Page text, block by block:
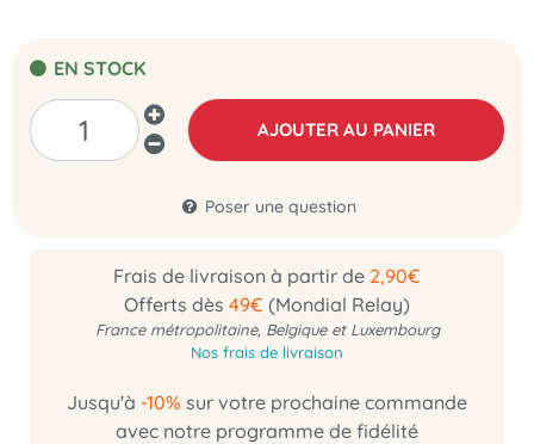
EN STOCK
AJOUTER AU PANIER
Poser une question
Frais de livraison à partir de 2,90€
Offerts dès 49€ (Mondial Relay)
France métropolitaine, Belgique et Luxembourg
Nos frais de livraison
Jusqu'à -10% sur votre prochaine commande
avec notre programme de fidélité